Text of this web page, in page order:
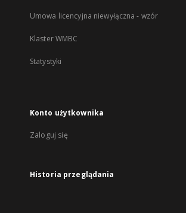
Umowa licencyjna niewyłączna - wzór
Klaster WMBC
Statystyki
Konto użytkownika
Zaloguj się
Historia przeglądania